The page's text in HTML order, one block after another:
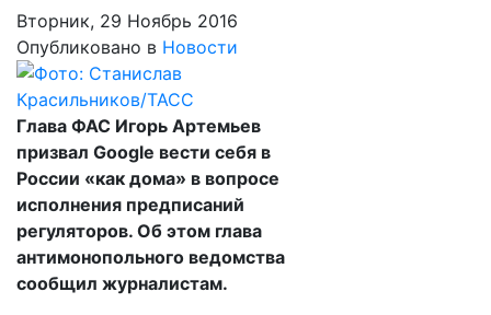
Вторник, 29 Ноябрь 2016
Опубликовано в Новости
Глава ФАС Игорь Артемьев
призвал Google вести себя в
России «как дома» в вопросе
исполнения предписаний
регуляторов. Об этом глава
антимонопольного ведомства
сообщил журналистам.